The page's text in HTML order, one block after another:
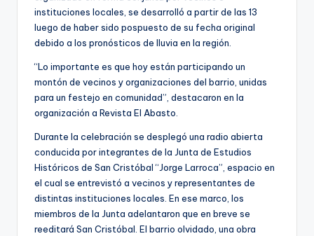
instituciones locales, se desarrolló a partir de las 13
luego de haber sido pospuesto de su fecha original
debido a los pronósticos de lluvia en la región.
“Lo importante es que hoy están participando un
montón de vecinos y organizaciones del barrio, unidas
para un festejo en comunidad”, destacaron en la
organización a Revista El Abasto.
Durante la celebración se desplegó una radio abierta
conducida por integrantes de la Junta de Estudios
Históricos de San Cristóbal “Jorge Larroca”, espacio en
el cual se entrevistó a vecinos y representantes de
distintas instituciones locales. En ese marco, los
miembros de la Junta adelantaron que en breve se
reeditará San Cristóbal. El barrio olvidado, una obra